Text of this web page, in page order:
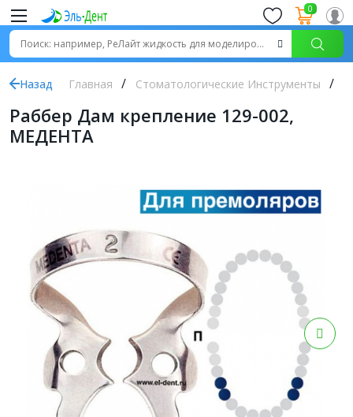
0
Назад Главная Стоматологические Инструменты
Раббер Дам крепление 129-002,
МЕДЕНТА